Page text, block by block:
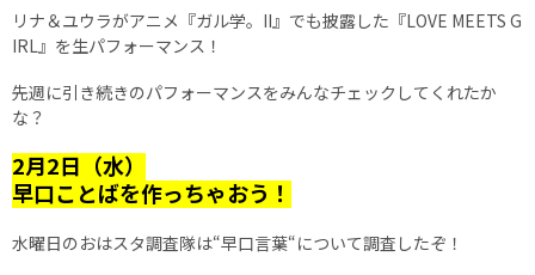
リナ＆ユウラがアニメ『ガル学。II』でも披露した『LOVE MEETS G
IRL』を生パフォーマンス！
先週に引き続きのパフォーマンスをみんなチェックしてくれたか
な？
2月2日（水）
早口ことばを作っちゃおう！
水曜日のおはスタ調査隊は“早口言葉“について調査したぞ！